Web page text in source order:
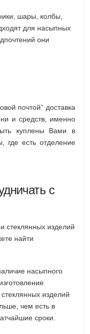
шары, колбы,
для насыпных
они
почтой” доставка
и средств, именно
куплены Вами в
где есть отделение
с
стеклянных изделий
найти
насыпного
изделий
чем есть в
сроки.